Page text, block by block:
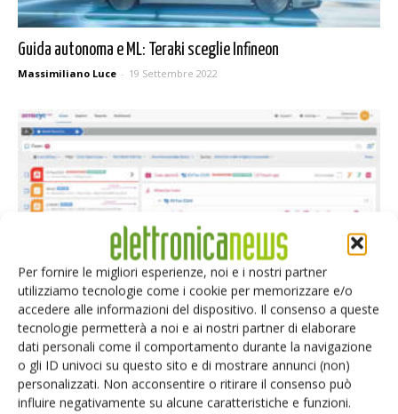
Per fornire le migliori esperienze, noi e i nostri partner
utilizziamo tecnologie come i cookie per memorizzare e/o
accedere alle informazioni del dispositivo. Il consenso a queste
tecnologie permetterà a noi e ai nostri partner di elaborare
dati personali come il comportamento durante la navigazione
o gli ID univoci su questo sito e di mostrare annunci (non)
personalizzati. Non acconsentire o ritirare il consenso può
influire negativamente su alcune caratteristiche e funzioni.
Guida autonoma e ML: Teraki sceglie Infineon
Massimiliano Luce - 19 Settembre 2022
Da Arrow e Senseye soluzioni di manutenzione predittiva
basate sull’IA
Massimiliano Luce 8 Giugno 2022